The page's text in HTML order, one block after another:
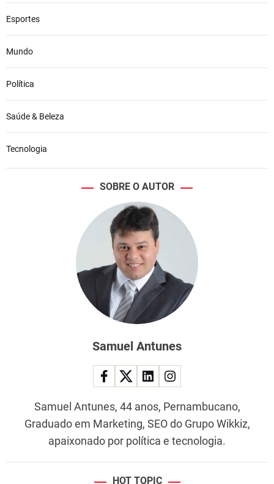
Esportes
Mundo
Política
Saúde & Beleza
Tecnologia
SOBRE O AUTOR
Samuel Antunes
Samuel Antunes, 44 anos, Pernambucano,
Graduado em Marketing, SEO do Grupo Wikkiz,
apaixonado por política e tecnologia.
HOT TOPIC